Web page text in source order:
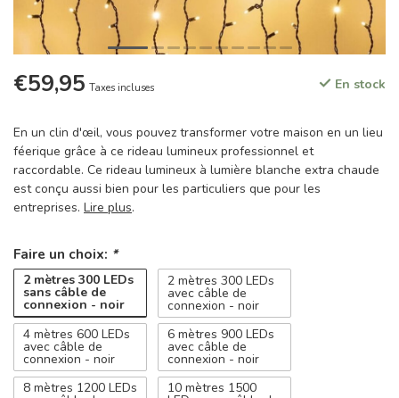
€59,95 Taxes incluses En stock
En un clin d'œil, vous pouvez transformer votre maison en un lieu
féerique grâce à ce rideau lumineux professionnel et
raccordable. Ce rideau lumineux à lumière blanche extra chaude
est conçu aussi bien pour les particuliers que pour les
entreprises. Lire plus.
Faire un choix: *
2 mètres 300 LEDs
sans câble de
connexion - noir
2 mètres 300 LEDs
avec câble de
connexion - noir
4 mètres 600 LEDs
avec câble de
connexion - noir
6 mètres 900 LEDs
avec câble de
connexion - noir
8 mètres 1200 LEDs
10 mètres 1500